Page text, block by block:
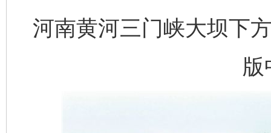
河南黄河三门峡大坝下
版